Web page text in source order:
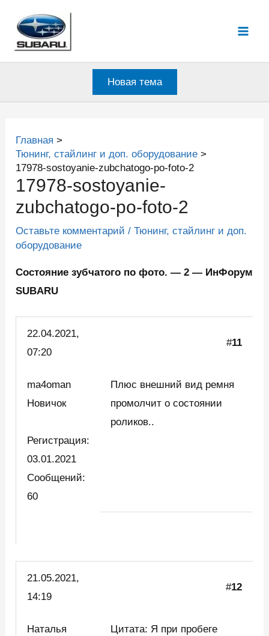
содержимому
Новая тема
Главная
Тюнинг, стайлинг и доп. оборудование
17978-sostoyanie-zubchatogo-po-foto-2
17978-sostoyanie-
zubchatogo-po-foto-2
Оставьте комментарий /Тюнинг, стайлинг и доп.
оборудование
Состояние зубчатого по фото. — 2 — ИнФорум
SUBARU
22.04.2021,
07:20
#11
ma4oman
Новичок
Регистрация:
03.01.2021
Сообщений:
60
Плюс внешний вид ремня
промолчит о состоянии
роликов..
21.05.2021,
14:19
#12
Наталья
Цитата: Я при пробеге